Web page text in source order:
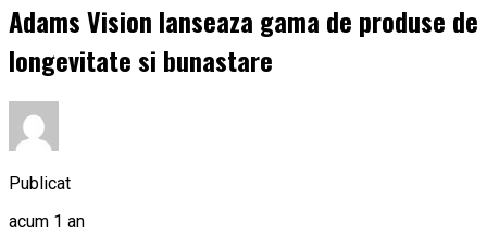
Adams Vision lanseaza gama de produse de
longevitate si bunastare
Publicat
acum 1 an